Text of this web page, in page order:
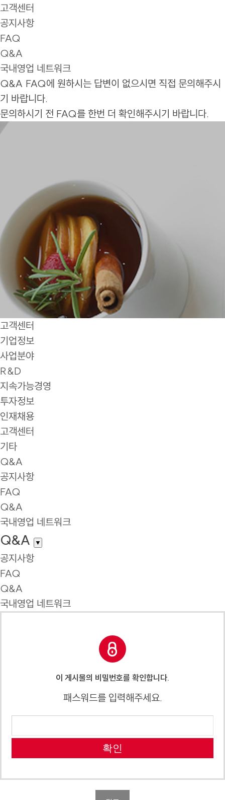
고객센터
공지사항
FAQ
Q&A
국내영업 네트워크
Q&A FAQ에 원하시는 답변이 없으시면 직접 문의해주시
기 바랍니다.
문의하시기 전 FAQ를 한번 더 확인해주시기 바랍니다.
고객센터
기업정보
사업분야
R&D
지속가능경영
투자정보
인재채용
고객센터
기타
Q&A
공지사항
FAQ
Q&A
국내영업 네트워크
Q&A ▼
공지사항
FAQ
Q&A
국내영업 네트워크
이 게시물의 비밀번호를 확인합니다.
패스워드를 입력해주세요.
확인